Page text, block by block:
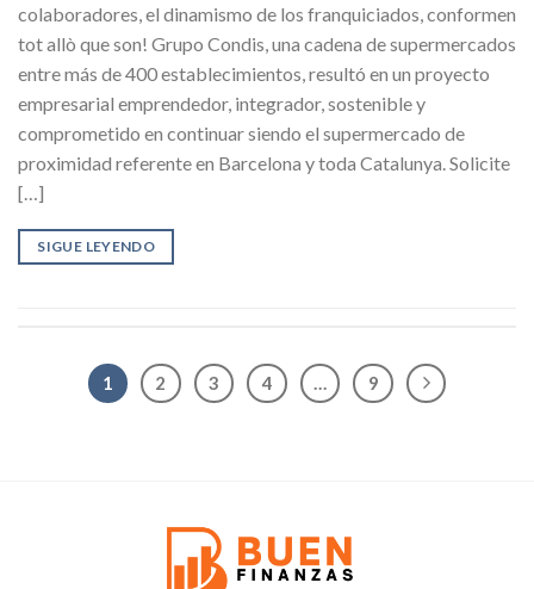
colaboradores, el dinamismo de los franquiciados, conformen
tot allò que son! Grupo Condis, una cadena de supermercados
entre más de 400 establecimientos, resultó en un proyecto
empresarial emprendedor, integrador, sostenible y
comprometido en continuar siendo el supermercado de
proximidad referente en Barcelona y toda Catalunya. Solicite
[…]
SIGUE LEYENDO
1 2 3 4 9